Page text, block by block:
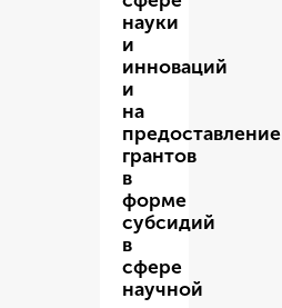
науки
и
инноваций
и
на
предоставление
грантов
в
форме
субсидий
в
сфере
научной